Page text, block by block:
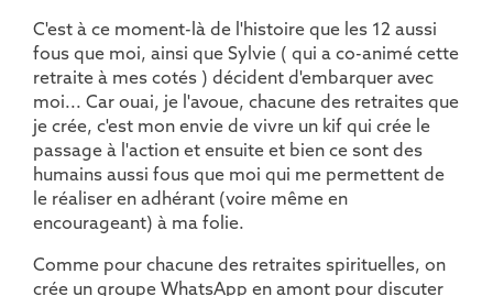
C'est à ce moment-là de l'histoire que les 12 aussi
fous que moi, ainsi que Sylvie ( qui a co-animé cette
retraite à mes cotés ) décident d'embarquer avec
moi... Car ouai, je l'avoue, chacune des retraites que
je crée, c'est mon envie de vivre un kif qui crée le
passage à l'action et ensuite et bien ce sont des
humains aussi fous que moi qui me permettent de
le réaliser en adhérant (voire même en
encourageant) à ma folie.
Comme pour chacune des retraites spirituelles, on
crée un groupe WhatsApp en amont pour discuter